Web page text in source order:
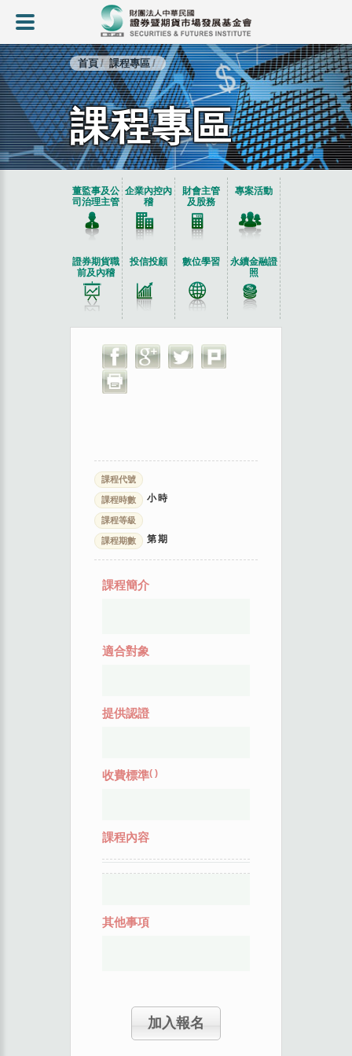
首頁 課程專區
課程專區
董監事及公
司治理主管
企業內控內
稽
財會主管
及股務
專案活動
證券期貨職
前及內稽
投信投顧 數位學習
永續金融證
照
課程代號
課程時數 小時
課程等級
課程期數 第期
課程簡介
適合對象
提供認證
收費標準( )
課程內容
其他事項
加入報名